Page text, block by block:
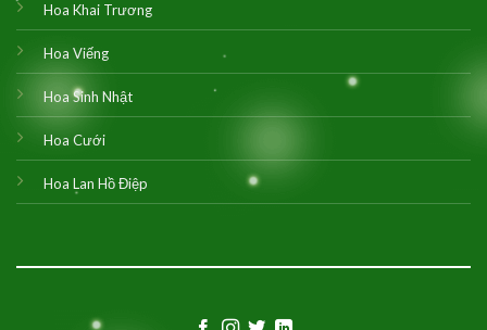
Hoa Khai Trương
Hoa Viếng
Hoa Sinh Nhật
Hoa Cưới
Hoa Lan Hồ Điệp